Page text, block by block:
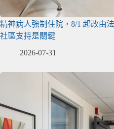
精神病人強制住院，8/1 起改由
社區支持是關鍵
2026-07-31